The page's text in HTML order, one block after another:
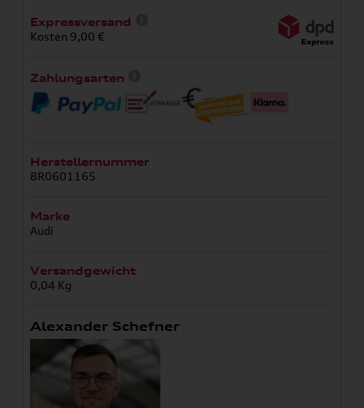
Expressversand
Kosten 9,00 €
Zahlungsarten
Herstellernummer
8R0601165
Marke
Audi
Versandgewicht
0,04 Kg
Alexander Schefner